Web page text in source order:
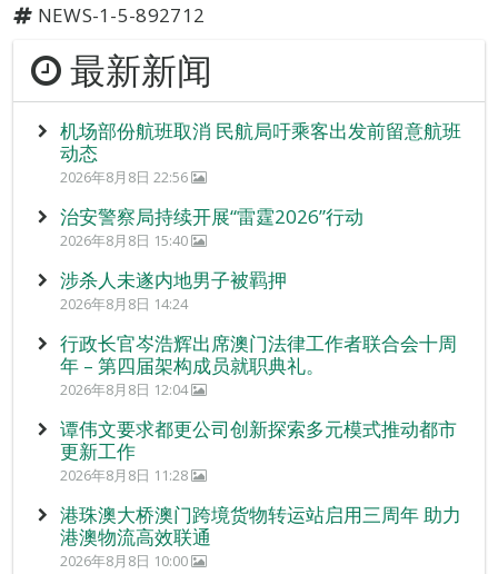
NEWS-1-5-892712
最新新闻
机场部份航班取消 民航局吁乘客出发前留意航班
动态
2026年8月8日 22:56
治安警察局持续开展“雷霆2026”行动
2026年8月8日 15:40
涉杀人未遂内地男子被羁押
2026年8月8日 14:24
行政长官岑浩辉出席澳门法律工作者联合会十周
年 – 第四届架构成员就职典礼。
2026年8月8日 12:04
谭伟文要求都更公司创新探索多元模式推动都市
更新工作
2026年8月8日 11:28
港珠澳大桥澳门跨境货物转运站启用三周年 助力
港澳物流高效联通
2026年8月8日 10:00